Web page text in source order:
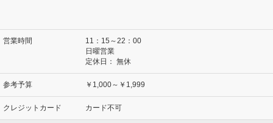
営業時間
11：15～22：00
日曜営業
定休日： 無休
参考予算 ￥1,000～￥1,999
クレジットカード カード不可